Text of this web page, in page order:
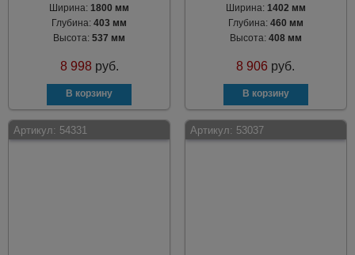
Ширина:1800 мм
Глубина:403 мм
Высота:537 мм
8 998 руб.
Ширина: 1402 мм
Глубина: 460 мм
Высота: 408 мм
8 906 руб.
Артикул: 54331 Артикул: 53037